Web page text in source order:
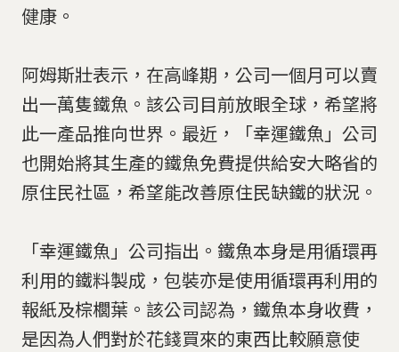
健康。
阿姆斯壯表示，在高峰期，公司一個月可以賣
出一萬隻鐵魚。該公司目前放眼全球，希望將
此一產品推向世界。最近，「幸運鐵魚」公司
也開始將其生產的鐵魚免費提供給安大略省的
原住民社區，希望能改善原住民缺鐵的狀況。
「幸運鐵魚」公司指出。鐵魚本身是用循環再
利用的鐵料製成，包裝亦是使用循環再利用的
報紙及棕櫚葉。該公司認為，鐵魚本身收費，
是因為人們對於花錢買來的東西比較願意使